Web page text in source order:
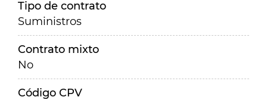
Tipo de contrato
Suministros
Contrato mixto
No
Código CPV